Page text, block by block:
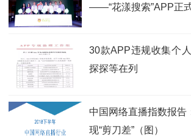
——“花漾搜索”APP正
30款APP违规收集个
探探等在列
中国网络直播指数报告
现“剪刀差”（图）